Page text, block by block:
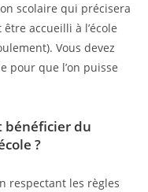
scolaire qui précisera
accueilli à l’école
Vous devez
pour que l’on puisse
bénéficier du
?
respectant les règles